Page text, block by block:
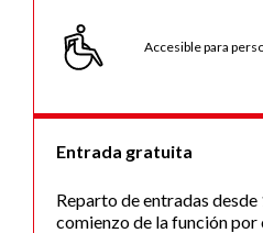
Accesible para
Entrada gratuita
Reparto de entradas desde
comienzo de la función por